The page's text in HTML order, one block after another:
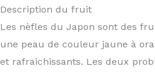
Description du fruit
Les nèfles du Japon sont des
une peau de couleur jaune à
et rafraichissants. Les deux